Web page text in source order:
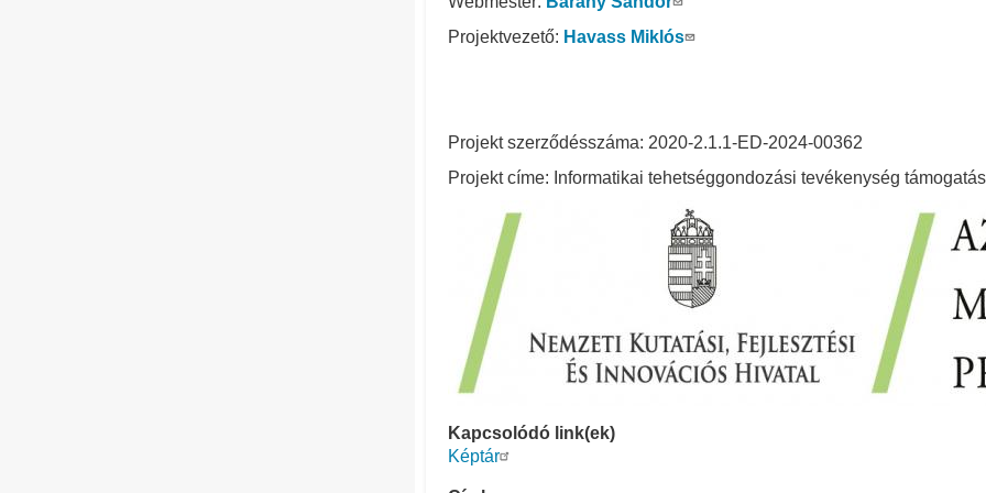
Projektvezető: Havass Miklós
Projekt szerződésszáma: 2020-2.1.1-ED-2024-00362
Projekt címe: Informatikai tehetséggondozási tevékenység
Kapcsolódó link(ek)
Képtár